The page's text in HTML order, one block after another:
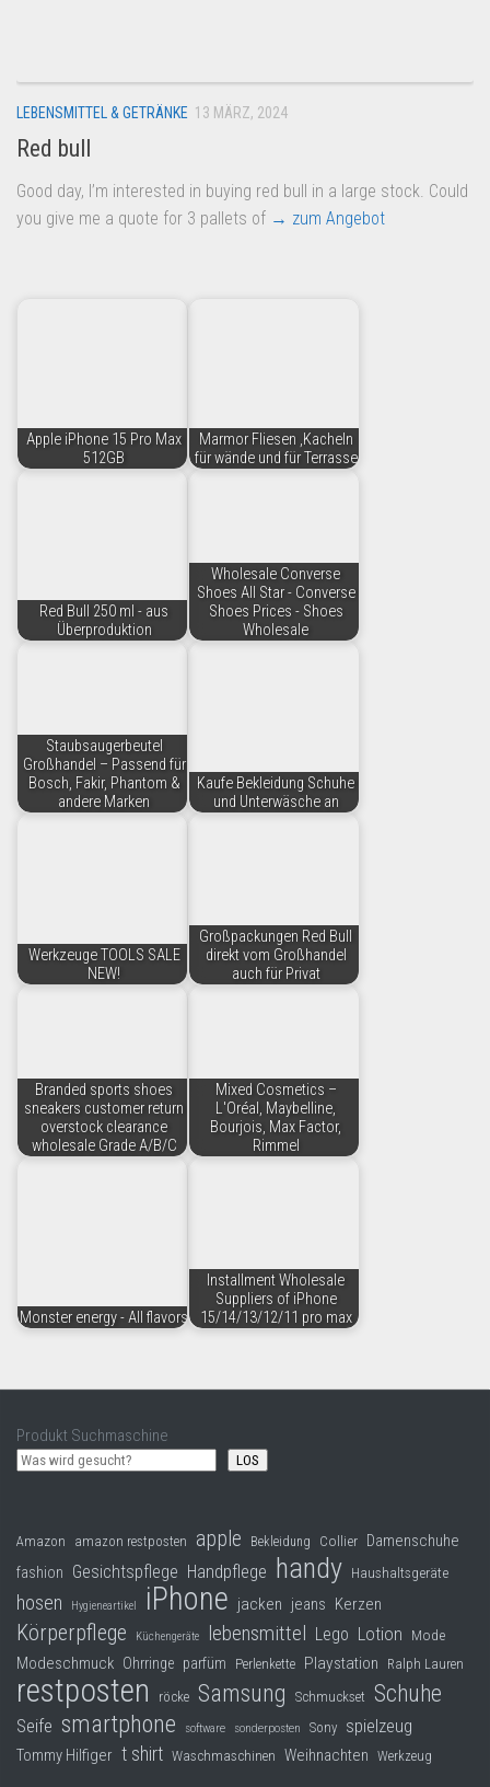
Amazon
Aldi
Lidl
LEBENSMITTEL & GETRÄNKE 13 MÄRZ, 2024
Red bull
Good day, I’m interested in buying red bull in a large stock. Could
you give me a quote for 3 pallets of → zum Angebot
Apple iPhone 15 Pro Max
512GB
Marmor Fliesen ,Kacheln
für wände und für Terrasse
Red Bull 250 ml - aus
Überproduktion
Wholesale Converse
Shoes All Star - Converse
Shoes Prices - Shoes
Wholesale
Staubsaugerbeutel
Großhandel – Passend für
Bosch, Fakir, Phantom &
andere Marken
Kaufe Bekleidung Schuhe
und Unterwäsche an
Werkzeuge TOOLS SALE
NEW!
Großpackungen Red Bull
direkt vom Großhandel
auch für Privat
Branded sports shoes
sneakers customer return
overstock clearance
wholesale Grade A/B/C
Mixed Cosmetics –
L'Oréal, Maybelline,
Bourjois, Max Factor,
Rimmel
Monster energy - All flavors
Installment Wholesale
Suppliers of iPhone
15/14/13/12/11 pro max
Produkt Suchmaschine
LOS
Amazon amazon restposten apple Bekleidung Collier Damenschuhe
fashion Gesichtspflege Handpflege handy Haushaltsgeräte
hosen Hygieneartikel iPhone jacken jeans Kerzen
Körperpflege Küchengeräte lebensmittel Lego Lotion Mode
Modeschmuck Ohrringe parfüm Perlenkette Playstation Ralph Lauren
restposten röcke Samsung Schmuckset Schuhe
Seife smartphone software sonderposten Sony spielzeug
Tommy Hilfiger t shirt Waschmaschinen Weihnachten Werkzeug